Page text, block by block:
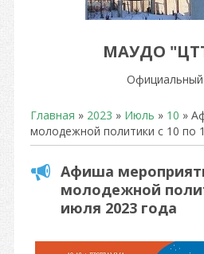
МАУДО
Официальный
Главная » 2023 » Июль » 10 »
молодежной политики с 10 по
Афиша
молодежной
июля 2023 года